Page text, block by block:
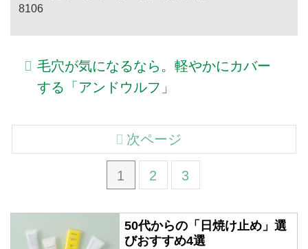
8106
毛穴が気になるなら。軽やかにカバー
する「アンドウルフ」
1 2 3
次ページ
50代からの「日焼け止め」選
びおすすめ4選